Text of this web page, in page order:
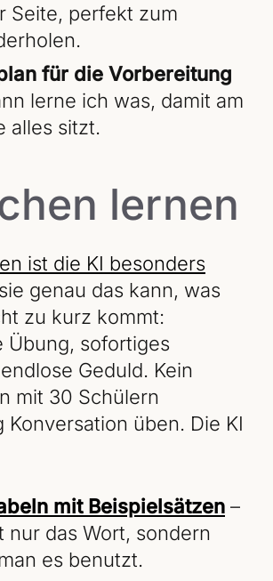
Seite, perfekt zum
für die Vorbereitung
lerne ich was, damit am
alles sitzt.
lernen
ist die KI besonders
genau das kann, was
zu kurz kommt:
Übung, sofortiges
Geduld. Kein
mit 30 Schülern
Konversation üben. Die KI
mit Beispielsätzen –
nur das Wort, sondern
es benutzt.